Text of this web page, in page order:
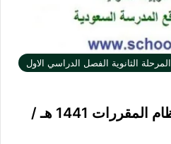
المرحلة الثانوية الفصل الدراسي الاول
توزيع منهج الكيمياء 4 نظام المقررات 1441 هـ /